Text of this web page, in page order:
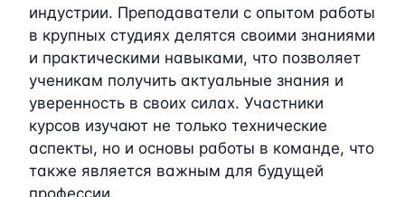
индустрии. Преподаватели с опытом работы
в крупных студиях делятся своими знаниями
и практическими навыками, что позволяет
ученикам получить актуальные знания и
уверенность в своих силах. Участники
курсов изучают не только технические
аспекты, но и основы работы в команде, что
также является важным для будущей
профессии.